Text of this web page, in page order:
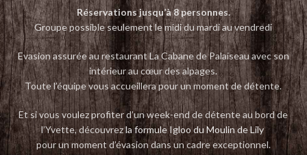
Réservations jusqu’à 8 personnes.
Groupe possible seulement le midi du mardi au vendredi
Evasion assurée au restaurant La Cabane de Palaiseau avec son
intérieur au cœur des alpages.
Toute l’équipe vous accueillera pour un moment de détente.
Et si vous voulez profiter d’un week-end de détente au bord de
l’Yvette, découvrezla formule Igloo du Moulin de Lily
pour un moment d’évasion dans un cadre exceptionnel.